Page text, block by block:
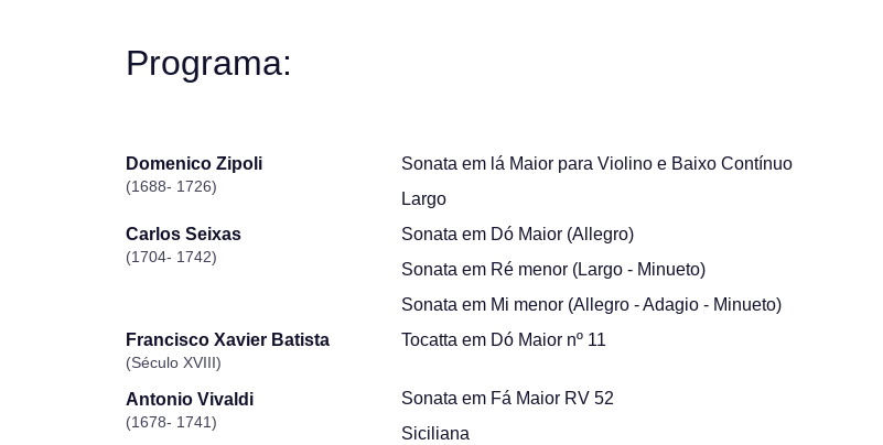
Programa:
Domenico Zipoli
(1688- 1726)
Sonata em lá Maior para Violino e Baixo Contínuo
Largo
Carlos Seixas
(1704- 1742)
Sonata em Dó Maior (Allegro)
Sonata em Ré menor (Largo - Minueto)
Sonata em Mi menor (Allegro - Adagio - Minueto)
Francisco Xavier Batista
(Século XVIII)
Tocatta em Dó Maior nº 11
Antonio Vivaldi
(1678- 1741)
Sonata em Fá Maior RV 52
Siciliana